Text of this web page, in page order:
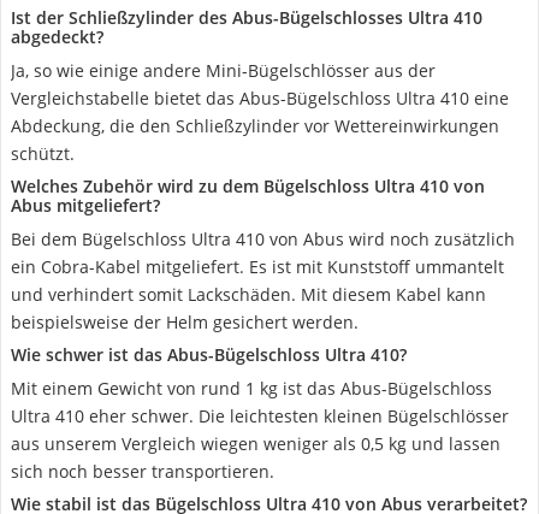
Ist der Schließzylinder des Abus-Bügelschlosses Ultra 410
abgedeckt?
Ja, so wie einige andere Mini-Bügelschlösser aus der
Vergleichstabelle bietet das Abus-Bügelschloss Ultra 410 eine
Abdeckung, die den Schließzylinder vor Wettereinwirkungen
schützt.
Welches Zubehör wird zu dem Bügelschloss Ultra 410 von
Abus mitgeliefert?
Bei dem Bügelschloss Ultra 410 von Abus wird noch zusätzlich
ein Cobra-Kabel mitgeliefert. Es ist mit Kunststoff ummantelt
und verhindert somit Lackschäden. Mit diesem Kabel kann
beispielsweise der Helm gesichert werden.
Wie schwer ist das Abus-Bügelschloss Ultra 410?
Mit einem Gewicht von rund 1 kg ist das Abus-Bügelschloss
Ultra 410 eher schwer. Die leichtesten kleinen Bügelschlösser
aus unserem Vergleich wiegen weniger als 0,5 kg und lassen
sich noch besser transportieren.
Wie stabil ist das Bügelschloss Ultra 410 von Abus verarbeitet?